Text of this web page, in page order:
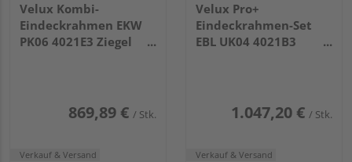
Velux Kombi-
Eindeckrahmen EKW
PK06 4021E3 Ziegel
869,89 € / Stk.
Verkauf & Versand
Velux Pro+
Eindeckrahmen-Set
EBL UK04 4021B3
1.047,20 € / Stk.
Verkauf & Versand